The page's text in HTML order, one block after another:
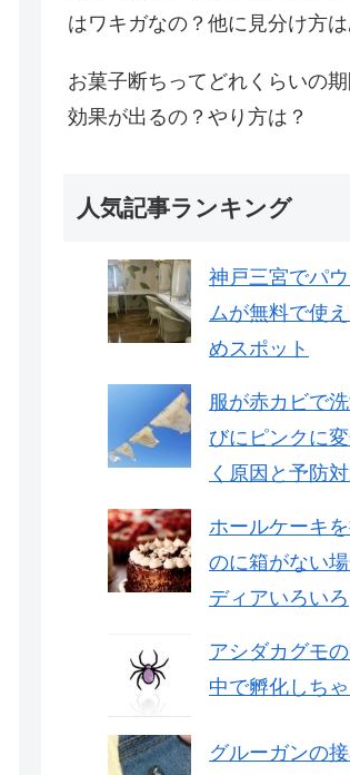
はワキガなの？他に見分け方は
お菓子断ちってどれくらいの
効果が出るの？やり方は？
人気記事ランキング
神戸三宮でパ
ムが無料で使
めスポット
服が赤カビで
びにピンクに
く原因と予防
ホールケーキ
のに箱がない
ディアいろいろ
アシダカグモ
中で孵化しち
グルーガンの